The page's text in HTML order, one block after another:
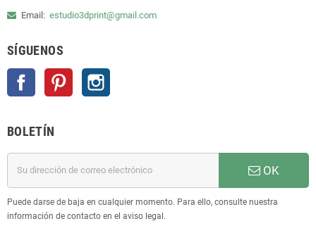
Email: estudio3dprint@gmail.com
SÍGUENOS
Facebook Pinterest
BOLETÍN
OK
Puede darse de baja en cualquier momento. Para ello, consulte nuestra
información de contacto en el aviso legal.